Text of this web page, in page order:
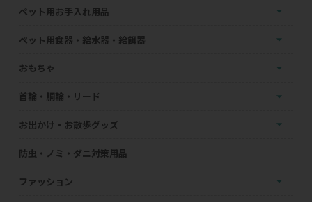
ペット用お手入れ用品
ペット用食器・給水器・給餌器
おもちゃ
首輪・胴輪・リード
お出かけ・お散歩グッズ
防虫・ノミ・ダニ対策用品
ファッション